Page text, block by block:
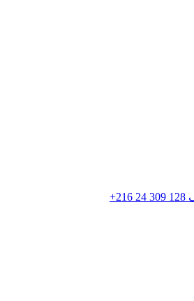
+216 24 309 128